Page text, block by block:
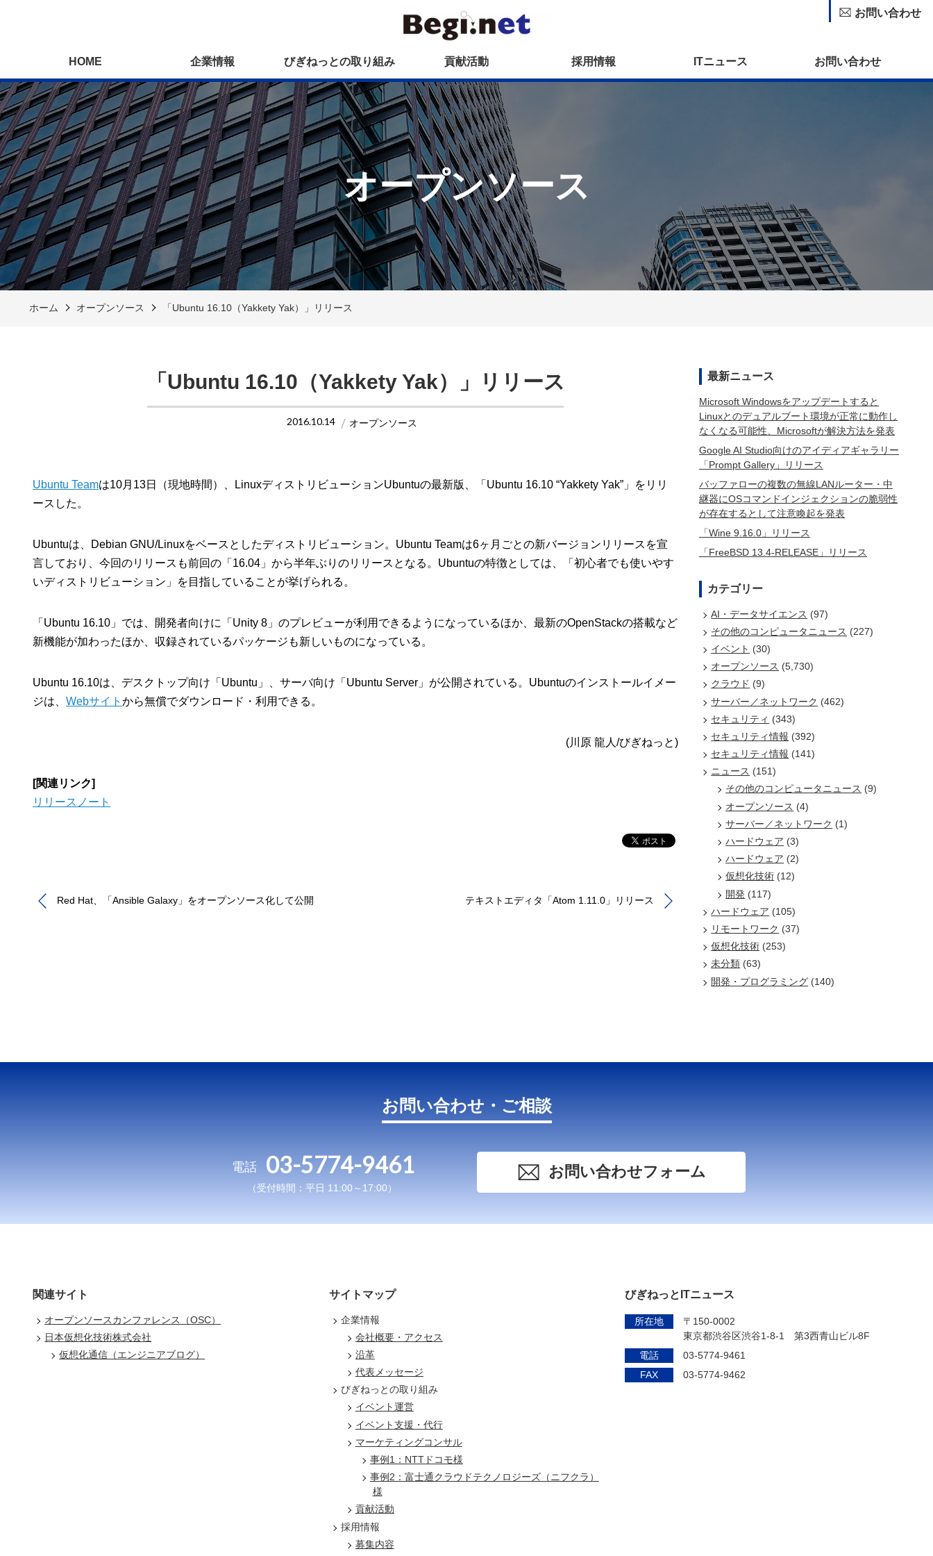
HOME 企業情報 びぎねっとの取り組み 貢献活動 採用情報 ITニュース お問い合わせ
お問い合わせ
オープンソース
ホーム オープンソース 「Ubuntu 16.10（Yakkety Yak）」リリース
「Ubuntu 16.10（Yakkety Yak）」リリース
2016.10.14 オープンソース
Ubuntu Teamは10月13日（現地時間）、LinuxディストリビューションUbuntuの最新版、「Ubuntu 16.10 “Yakkety Yak”」をリリ
ースした。
Ubuntuは、Debian GNU/Linuxをベースとしたディストリビューション。Ubuntu Teamは6ヶ月ごとの新バージョンリリースを宣
言しており、今回のリリースも前回の「16.04」から半年ぶりのリリースとなる。Ubuntuの特徴としては、「初心者でも使いやす
いディストリビューション」を目指していることが挙げられる。
「Ubuntu 16.10」では、開発者向けに「Unity 8」のプレビューが利用できるようになっているほか、最新のOpenStackの搭載など
新機能が加わったほか、収録されているパッケージも新しいものになっている。
Ubuntu 16.10は、デスクトップ向け「Ubuntu」、サーバ向け「Ubuntu Server」が公開されている。Ubuntuのインストールイメー
ジは、 Webサイト から無償でダウンロード・利用できる。
(川原 龍人/びぎねっと)
[関連リンク]
リリースノート
Red Hat、「Ansible Galaxy」をオープンソース化して公開 テキストエディタ「Atom 1.11.0」リリース
最新ニュース
Microsoft Windowsをアップデートすると
Linuxとのデュアルブート環境が正常に動作し
なくなる可能性、Microsoftが解決方法を発表
Google AI Studio向けのアイディアギャラリー
「Prompt Gallery」リリース
バッファローの複数の無線LANルーター・中
継器にOSコマンドインジェクションの脆弱性
が存在するとして注意喚起を発表
「Wine 9.16.0」リリース
「FreeBSD 13.4-RELEASE」リリース
カテゴリー
AI・データサイエンス (97)
その他のコンピュータニュース (227)
イベント (30)
オープンソース (5,730)
クラウド (9)
サーバー／ネットワーク (462)
セキュリティ (343)
セキュリティ情報 (392)
セキュリティ情報 (141)
ニュース (151)
その他のコンピュータニュース (9)
オープンソース (4)
サーバー／ネットワーク (1)
ハードウェア (3)
ハードウェア (2)
仮想化技術 (12)
開発 (117)
ハードウェア (105)
リモートワーク (37)
仮想化技術 (253)
未分類 (63)
開発・プログラミング (140)
お問い合わせ・ご相談
電話 03-5774-9461
（受付時間：平日 11:00～17:00）
お問い合わせフォーム
関連サイト
オープンソースカンファレンス（OSC）
日本仮想化技術株式会社
仮想化通信（エンジニアブログ）
サイトマップ
企業情報
会社概要・アクセス
沿革
代表メッセージ
びぎねっとの取り組み
イベント運営
イベント支援・代行
マーケティングコンサル
事例1：NTTドコモ様
事例2：富士通クラウドテクノロジーズ（ニフクラ）
様
貢献活動
採用情報
募集内容
びぎねっとITニュース
所在地
〒150-0002
東京都渋谷区渋谷1-8-1 第3西青山ビル8F
電話
03-5774-9461
FAX
03-5774-9462